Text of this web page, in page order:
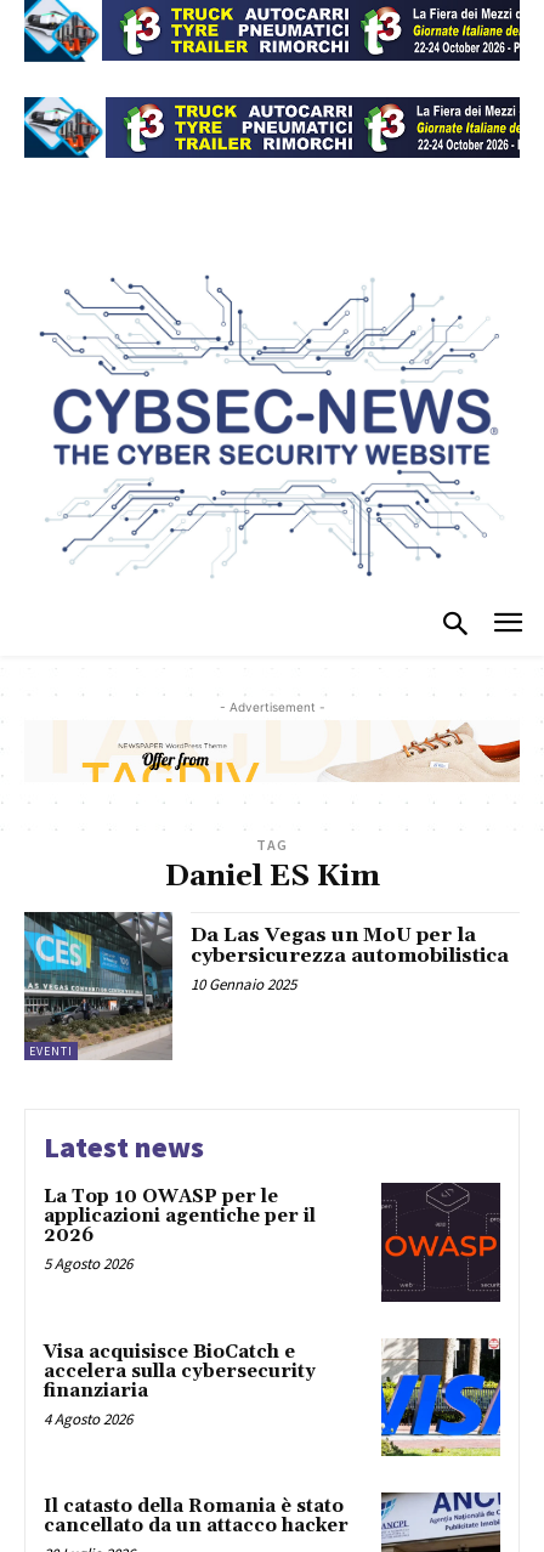
- Advertisement -
TAG
Daniel ES Kim
EVENTI
Da Las Vegas un MoU per la
cybersicurezza automobilistica
10 Gennaio 2025
Latest news
La Top 10 OWASP per le
applicazioni agentiche per il
2026
5 Agosto 2026
Visa acquisisce BioCatch e
accelera sulla cybersecurity
finanziaria
4 Agosto 2026
Il catasto della Romania è stato
cancellato da un attacco hacker